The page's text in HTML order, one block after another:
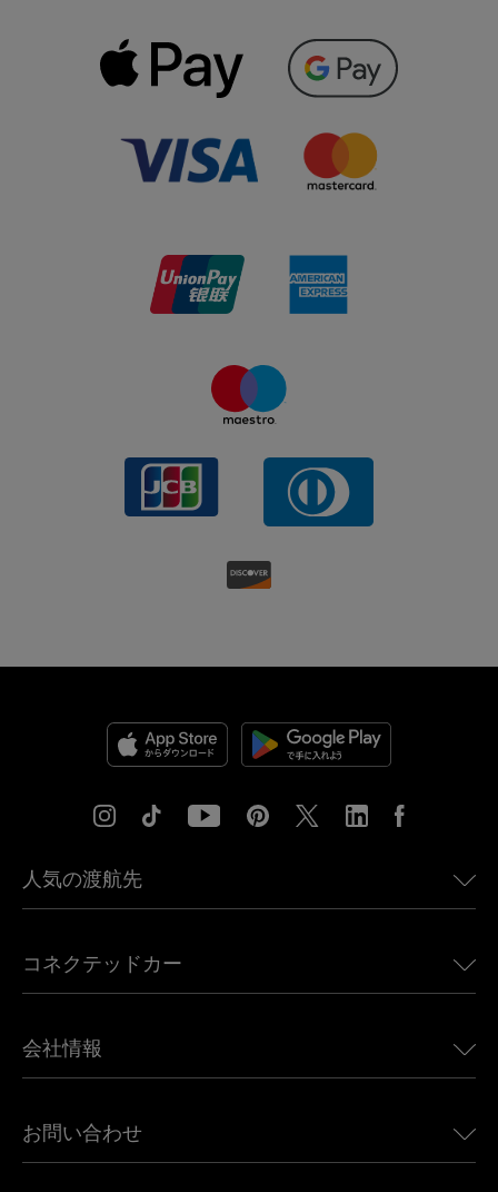
人気の渡航先
ヨーロッパ向けeSIM
カナダ向けeSIM
アフリカ向けeSIM
すべての目的地を見る
コネクテッドカー
Land Rover向けUbigi
Jeep向けUbigi
会社情報
Ubigi関連プレス
お問い合わせ